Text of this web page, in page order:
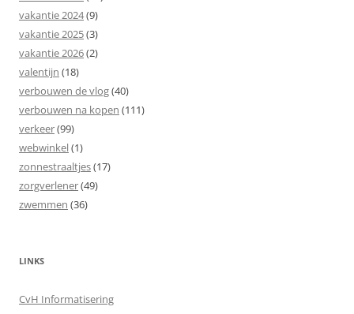
vakantie 2024(9)
vakantie 2025(3)
vakantie 2026(2)
valentijn (18)
verbouwen de vlog(40)
verbouwen na kopen (111)
verkeer(99)
webwinkel(1)
zonnestraaltjes(17)
zorgverlener(49)
zwemmen (36)
LINKS
CvH Informatisering